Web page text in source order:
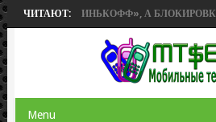
ЧИТАЮТ:«ТИНЬКОФФ», А БЛОКИРОВКУ
Menu